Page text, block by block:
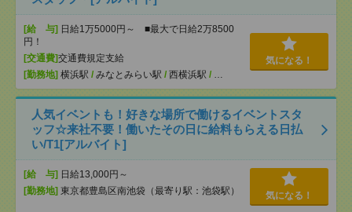
[給 与] 日給1万5000円～ ■最大で日給2万8500
円！
[交通費]交通費規定支給
[勤務地] 横浜駅 / みなとみらい駅 / 西横浜駅 / …
気になる！
人気イベントも！好きな場所で働けるイベントスタ
ッフ☆来社不要！働いたその日に給料もらえる日払
い/T1[アルバイト]
[給 与] 日給13,000円～
[勤務地] 東京都豊島区南池袋（最寄り駅：池袋駅） 気になる！